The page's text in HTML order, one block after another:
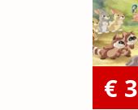
€